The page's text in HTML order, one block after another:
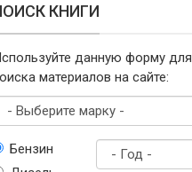
КНИГИ
данную форму для
материалов на сайте:
Бензин